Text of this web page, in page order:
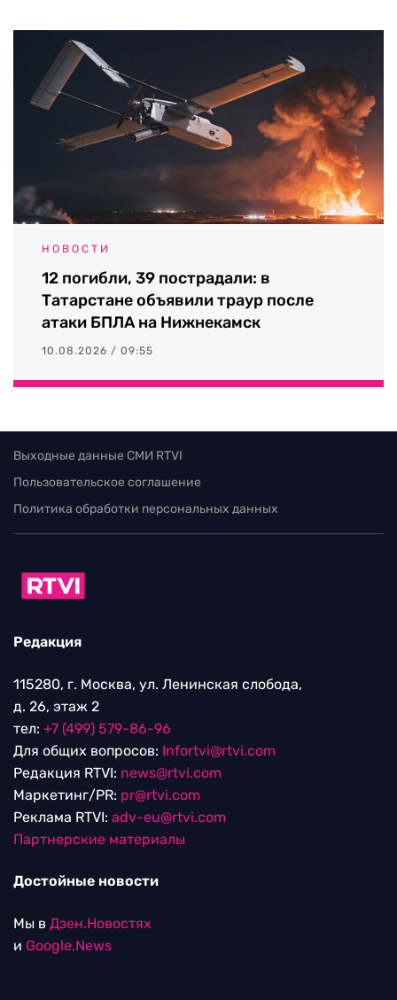
НОВОСТИ
12 погибли, 39 пострадали: в
Татарстане объявили траур после
атаки БПЛА на Нижнекамск
10.08.2026 / 09:55
Выходные данные СМИ RTVI
Пользовательское соглашение
Политика обработки персональных данных
Редакция
115280, г. Москва, ул. Ленинская слобода,
д. 26, этаж 2
тел: +7 (499) 579-86-96
Для общих вопросов: Infortvi@rtvi.com
Редакция RTVI: news@rtvi.com
Маркетинг/PR: pr@rtvi.com
Реклама RTVI: adv-eu@rtvi.com
Партнерские материалы
Достойные новости
Мы в Дзен.Новостях
и Google.News